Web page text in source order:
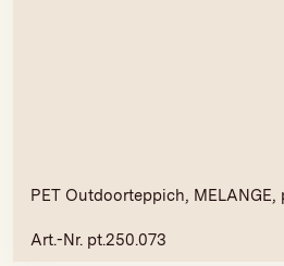
PET Outdoorteppich,
Art.-Nr. pt.250.073